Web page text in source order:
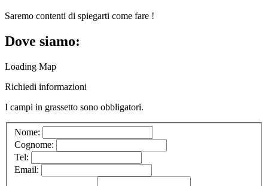
Saremo contenti di spiegarti come fare !
Dove siamo:
Loading Map
Richiedi informazioni
I campi in grassetto sono obbligatori.
Nome:
Cognome:
Tel:
Email: